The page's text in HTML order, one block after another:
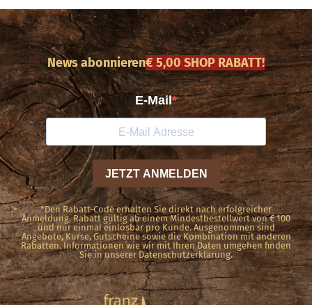
News abonnieren€ 5,00 SHOP RABATT!
*Den Rabatt-Code erhalten Sie direkt nach erfolgreicher
Anmeldung. Rabatt gültig ab einem Mindestbestellwert von € 100
und nur einmal einlösbar pro Kunde. Ausgenommen sind
Angebote, Kurse, Gutscheine sowie die Kombination mit anderen
Rabatten. Informationen wie wir mit Ihren Daten umgehen finden
Sie in unserer Datenschutzerklärung.